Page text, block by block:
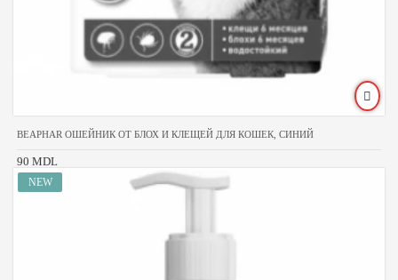
BEAPHAR ОШЕЙНИК ОТ БЛОХ И КЛЕЩЕЙ ДЛЯ КОШЕК, СИНИЙ
90 MDL